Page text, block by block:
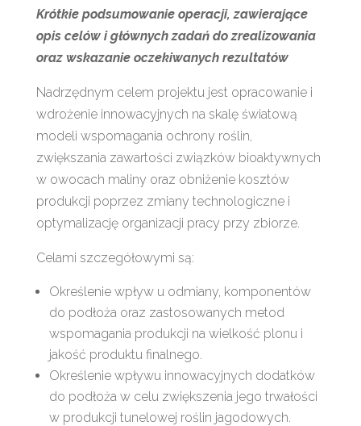
Krótkie podsumowanie operacji, zawierające
opis celów i głównych zadań do zrealizowania
oraz wskazanie oczekiwanych rezultatów
Nadrzędnym celem projektu jest opracowanie i
wdrożenie innowacyjnych na skalę światową
modeli wspomagania ochrony roślin,
zwiększania zawartości związków bioaktywnych
w owocach maliny oraz obniżenie kosztów
produkcji poprzez zmiany technologiczne i
optymalizację organizacji pracy przy zbiorze.
Celami szczegółowymi są:
Określenie wpływ u odmiany, komponentów
do podłoża oraz zastosowanych metod
wspomagania produkcji na wielkość plonu i
jakość produktu finalnego.
Określenie wpływu innowacyjnych dodatków
do podłoża w celu zwiększenia jego trwałości
w produkcji tunelowej roślin jagodowych.